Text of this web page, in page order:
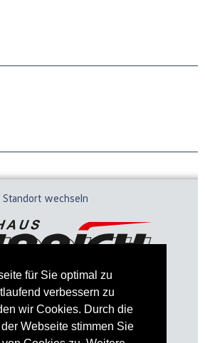
für Sie optimal zu
verbessern zu
wir Cookies. Durch die
Webseite stimmen Sie
Standort wechseln